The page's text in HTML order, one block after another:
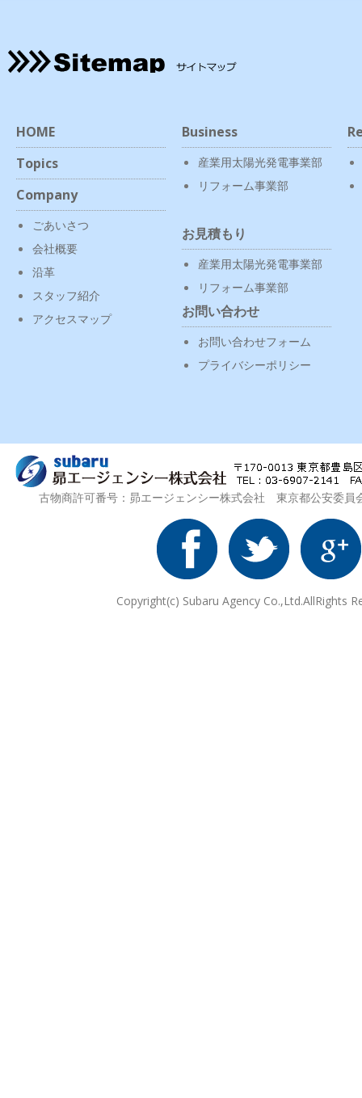
HOME
Topics
Company
ごあいさつ
会社概要
沿革
スタッフ紹介
アクセスマップ
Business
産業用太陽光発電事業部
リフォーム事業部
お見積もり
産業用太陽光発電事業部
リフォーム事業部
お問い合わせ
お問い合わせフォーム
プライバシーポリシー
古物商許可番号：昴エージェンシー株式会社 東京都公安委
Copyright(c) Subaru Agency Co.,Ltd.AllRights